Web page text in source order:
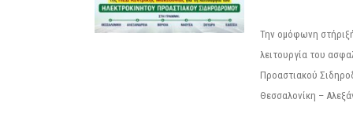
Την ομόφωνη
λειτουργία του
Προαστιακού
Θεσσαλονίκη –